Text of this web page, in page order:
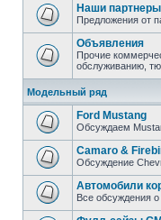
Наши партнеры
Предложения от
Объявления
Прочие
обслуживанию,
Модельный ряд
Ford Mustang
Обсуждаем
Camaro &
Обсуждение
Автомобили
Все обсуждения